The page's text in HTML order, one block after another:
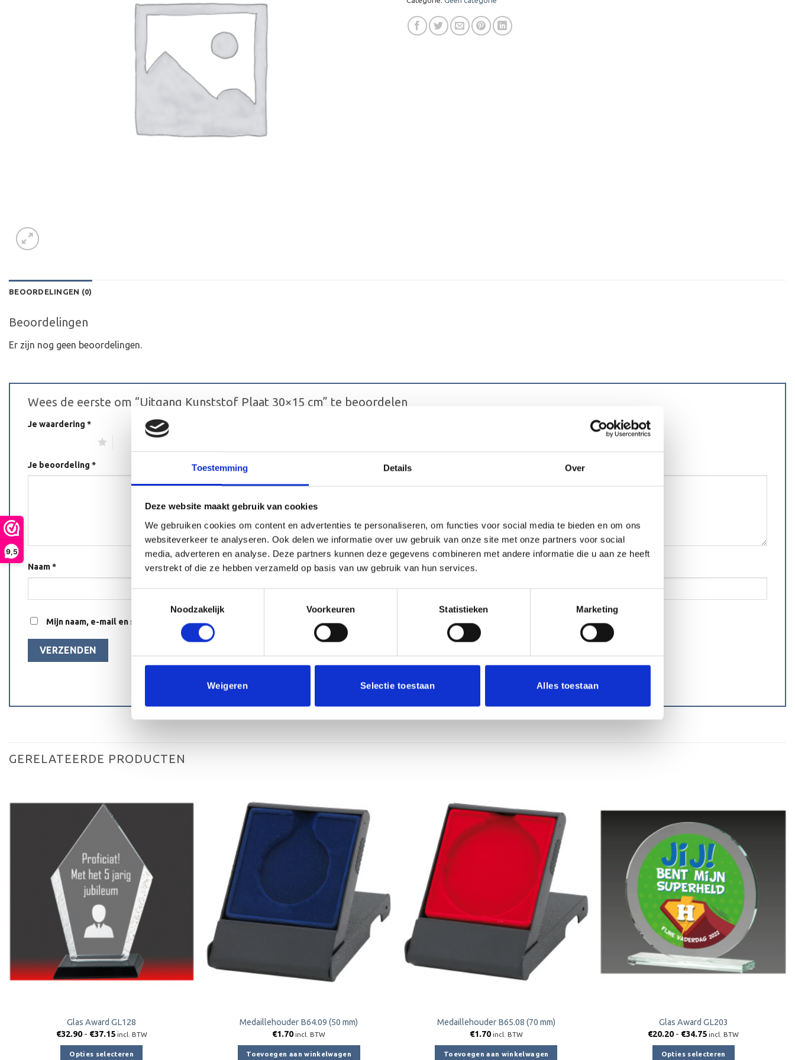
9,5
Toestemming Details Over
Deze website maakt gebruik van cookies
We gebruiken cookies om content en advertenties te personaliseren, om functies voor social media te bieden en om ons
websiteverkeer te analyseren. Ook delen we informatie over uw gebruik van onze site met onze partners voor social
media, adverteren en analyse. Deze partners kunnen deze gegevens combineren met andere informatie die u aan ze heeft
verstrekt of die ze hebben verzameld op basis van uw gebruik van hun services.
Noodzakelijk
Voorkeuren Statistieken Marketing
Weigeren Selectie toestaan Alles toestaan
BEOORDELINGEN (0)
Beoordelingen
Er zijn nog geen beoordelingen.
Wees de eerste om “Uitgang Kunststof Plaat 30×15 cm” te beoordelen
Je waardering *
Je beoordeling *
Naam* E-mail*
Mijn naam, e-mail en site opslaan in deze browser voor de volgende keer wanneer ik een reactie plaats.
GERELATEERDE PRODUCTEN
Glas Award GL128
€32.90 - €37.15Prijsklasse:
tot
incl. BTW
Opties selecteren
Toevoegen
aan
verlanglijst
Medaillehouder B64.09 (50 mm)
€1.70 incl. BTW
Toevoegen aan winkelwagen
Toevoegen
aan
verlanglijst
Medaillehouder B65.08 (70 mm)
€1.70 incl. BTW
Toevoegen aan winkelwagen
verlanglijst
Glas Award GL203
€20.20 - €34.75Prijsklasse:
tot
incl. BTW
Opties selecteren